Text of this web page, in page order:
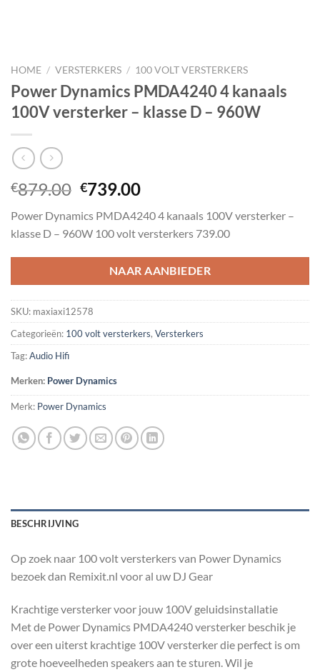
HOME / VERSTERKERS / 100 VOLT VERSTERKERS
Power Dynamics PMDA4240 4 kanaals
100V versterker – klasse D – 960W
€879.00 Oorspronkelijke
was:
€879.00.
€739.00Huidige
is:
€739.00.
Power Dynamics PMDA4240 4 kanaals 100V versterker –
klasse D – 960W 100 volt versterkers 739.00
NAAR AANBIEDER
SKU: maxiaxi12578
Categorieën: 100 volt versterkers, Versterkers
Tag:Audio Hifi
Merken: Power Dynamics
Merk: Power Dynamics
BESCHRIJVING
Op zoek naar 100 volt versterkers van Power Dynamics
bezoek dan Remixit.nl voor al uw DJ Gear
Krachtige versterker voor jouw 100V geluidsinstallatie
Met de Power Dynamics PMDA4240 versterker beschik je
over een uiterst krachtige 100V versterker die perfect is om
grote hoeveelheden speakers aan te sturen. Wil je